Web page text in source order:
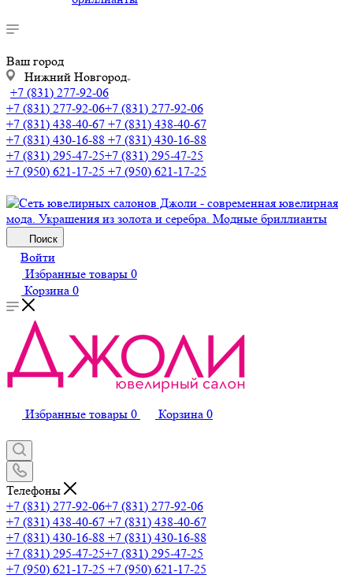
Ваш город
Нижний Новгород
+7 (831) 277-92-06
+7 (831) 277-92-06+7 (831) 277-92-06
+7 (831) 438-40-67 +7 (831) 438-40-67
+7 (831) 430-16-88 +7 (831) 430-16-88
+7 (831) 295-47-25+7 (831) 295-47-25
+7 (950) 621-17-25 +7 (950) 621-17-25
Поиск
Войти
Избранные товары 0
Корзина 0
Избранные товары 0 Корзина 0
Телефоны
+7 (831) 277-92-06+7 (831) 277-92-06
+7 (831) 438-40-67 +7 (831) 438-40-67
+7 (831) 430-16-88 +7 (831) 430-16-88
+7 (831) 295-47-25+7 (831) 295-47-25
+7 (950) 621-17-25 +7 (950) 621-17-25